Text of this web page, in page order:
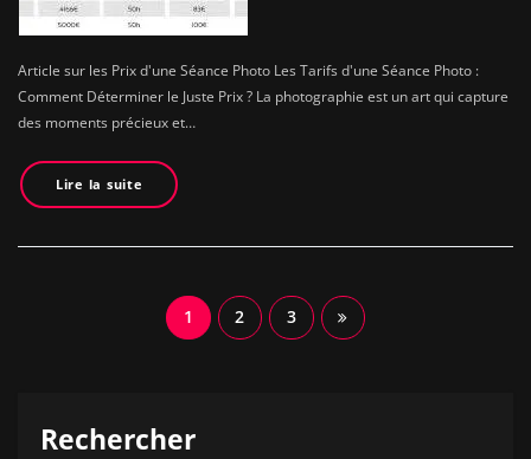
Article sur les Prix d'une Séance Photo Les Tarifs d'une Séance Photo :
Comment Déterminer le Juste Prix ? La photographie est un art qui capture
des moments précieux et…
Lire la suite
1 2 3
Rechercher